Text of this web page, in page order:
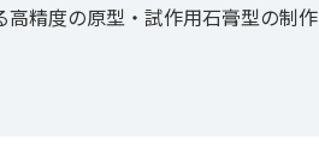
高精度の原型・試作用石膏型の制作